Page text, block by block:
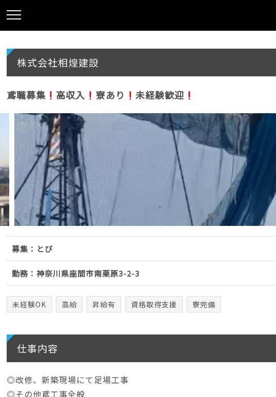
株式会社相煌建設
鳶職募集 高収入 寮あり 未経験歓迎
募集：とび
勤務：神奈川県座間市南栗原3-2-3
未経験OK 高給 昇給有 資格取得支援 寮完備
仕事内容
◎改修、新築現場にて足場工事
◎その他鳶工事全般